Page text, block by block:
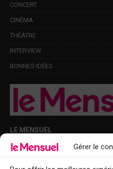
Gérer le
CONCERT
CINÉMA
THÉÂTRE
INTERVIEW
BONNES IDÉES
LE MENSUEL
Points de diffusion Var et Alpes-